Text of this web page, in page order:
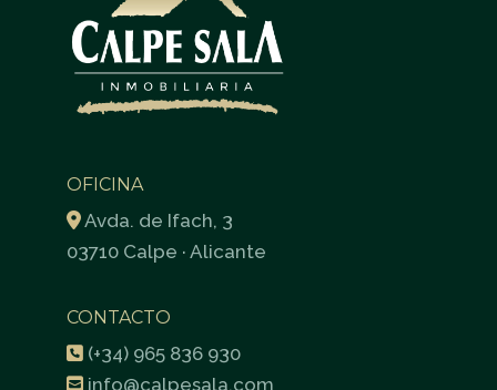
OFICINA
Avda. de Ifach, 3
03710 Calpe · Alicante
CONTACTO
(+34) 965 836 930
info@calpesala.com